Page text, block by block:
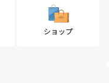
ショップ